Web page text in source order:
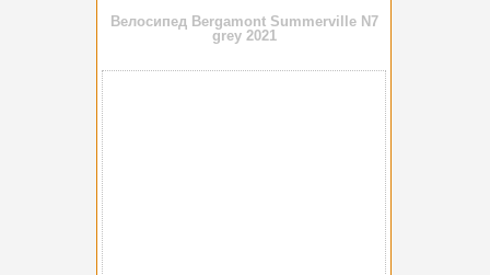
Велосипед Bergamont Summerville N7
grey 2021